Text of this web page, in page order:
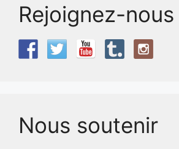
Rejoignez-nous
Nous soutenir